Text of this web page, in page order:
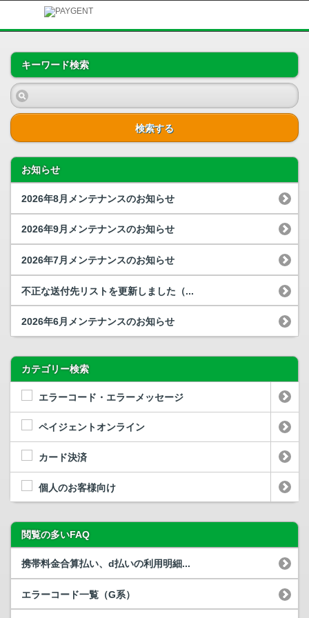
キーワード検索
検索する
お知らせ
2026年8月メンテナンスのお知らせ
2026年9月メンテナンスのお知らせ
2026年7月メンテナンスのお知らせ
不正な送付先リストを更新しました（...
2026年6月メンテナンスのお知らせ
カテゴリー検索
エラーコード・エラーメッセージ
ペイジェントオンライン
カード決済
個人のお客様向け
閲覧の多いFAQ
携帯料金合算払い、d払いの利用明細...
エラーコード一覧（G系）